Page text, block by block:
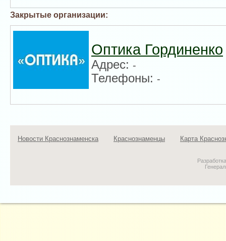
Закрытые организации:
Оптика Гординенко
Адрес:-
Телефоны:-
Новости Краснознаменска Краснознаменцы Карта